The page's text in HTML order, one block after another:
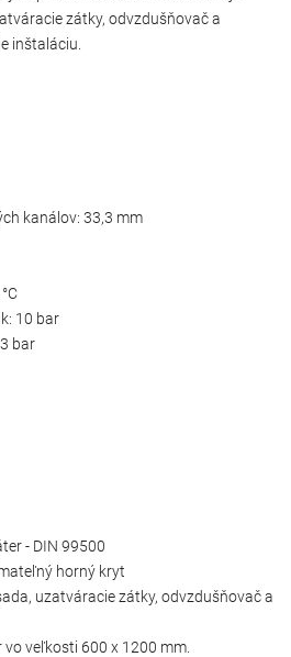
zátky, odvzdušňovač a
inštaláciu.
kanálov: 33,3 mm
10 bar
bar
- DIN 99500
horný kryt
uzatváracie zátky, odvzdušňovač a
veľkosti 600 x 1200 mm.